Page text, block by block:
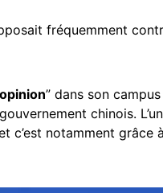
fréquemment
” dans son
chinois.
c’est notamment grâce